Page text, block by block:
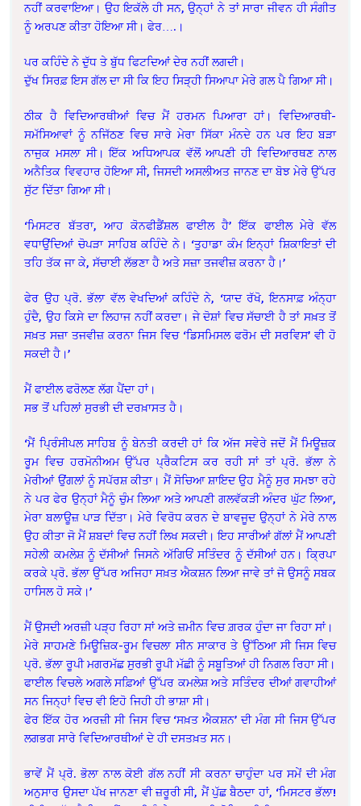
ਨਹੀਂ ਕਰਵਾਇਆ। ਉਹ ਇਕੱਲੇ ਹੀ ਸਨ, ਉਨ੍ਹਾਂ ਨੇ ਤਾਂ ਸਾਰਾ ਜੀਵਨ ਹੀ ਸੰਗੀਤ
ਨੂੰ ਅਰਪਣ ਕੀਤਾ ਹੋਇਆ ਸੀ। ਫੇਰ….।
ਪਰ ਕਹਿੰਦੇ ਨੇ ਦੁੱਧ ਤੇ ਬੁੱਧ ਫਿਟਦਿਆਂ ਦੇਰ ਨਹੀਂ ਲਗਦੀ।
ਦੁੱਖ ਸਿਰਫ਼ ਇਸ ਗੱਲ ਦਾ ਸੀ ਕਿ ਇਹ ਸਿੜ੍ਹੀ ਸਿਆਪਾ ਮੇਰੇ ਗਲ ਪੈ ਗਿਆ ਸੀ।
ਠੀਕ ਹੈ ਵਿਦਿਆਰਥੀਆਂ ਵਿਚ ਮੈਂ ਹਰਮਨ ਪਿਆਰਾ ਹਾਂ। ਵਿਦਿਆਰਥੀ-
ਸਮੱਸਿਆਵਾਂ ਨੂੰ ਨਜਿੱਠਣ ਵਿਚ ਸਾਰੇ ਮੇਰਾ ਸਿੱਕਾ ਮੰਨਦੇ ਹਨ ਪਰ ਇਹ ਬੜਾ
ਨਾਜੁਕ ਮਸਲਾ ਸੀ। ਇੱਕ ਅਧਿਆਪਕ ਵੱਲੋਂ ਆਪਣੀ ਹੀ ਵਿਦਿਆਰਥਣ ਨਾਲ
ਅਨੈਤਿਕ ਵਿਵਹਾਰ ਹੋਇਆ ਸੀ, ਜਿਸਦੀ ਅਸਲੀਅਤ ਜਾਨਣ ਦਾ ਬੋਝ ਮੇਰੇ ਉੱਪਰ
ਸੁੱਟ ਦਿੱਤਾ ਗਿਆ ਸੀ।
‘ਮਿਸਟਰ ਬੱਤਰਾ, ਆਹ ਕੋਨਫੀਡੈਂਸ਼ਲ ਫਾਈਲ ਹੈ’ ਇੱਕ ਫਾਈਲ ਮੇਰੇ ਵੱਲ
ਵਧਾਉਂਦਿਆਂ ਚੋਪੜਾ ਸਾਹਿਬ ਕਹਿੰਦੇ ਨੇ। ‘ਤੁਹਾਡਾ ਕੰਮ ਇਨ੍ਹਾਂ ਸ਼ਿਕਾਇਤਾਂ ਦੀ
ਤਹਿ ਤੱਕ ਜਾ ਕੇ, ਸੱਚਾਈ ਲੱਭਣਾ ਹੈ ਅਤੇ ਸਜ਼ਾ ਤਜਵੀਜ਼ ਕਰਨਾ ਹੈ।’
ਫੇਰ ਉਹ ਪ੍ਰੋ. ਭੱਲਾ ਵੱਲ ਵੇਖਦਿਆਂ ਕਹਿੰਦੇ ਨੇ, ‘ਯਾਦ ਰੱਖੋ, ਇਨਸਾਫ਼ ਅੰਨ੍ਹਾ
ਹੁੰਦੈ, ਉਹ ਕਿਸੇ ਦਾ ਲਿਹਾਜ ਨਹੀਂ ਕਰਦਾ। ਜੇ ਦੋਸ਼ਾਂ ਵਿਚ ਸੱਚਾਈ ਹੈ ਤਾਂ ਸਖ਼ਤ ਤੋਂ
ਸਖ਼ਤ ਸਜ਼ਾ ਤਜਵੀਜ਼ ਕਰਨਾ ਜਿਸ ਵਿਚ ‘ਡਿਸਮਿਸਲ ਫਰੋਮ ਦੀ ਸਰਵਿਸ’ ਵੀ ਹੋ
ਸਕਦੀ ਹੈ।’
ਮੈਂ ਫਾਈਲ ਫਰੋਲਣ ਲੱਗ ਪੈਂਦਾ ਹਾਂ।
ਸਭ ਤੋਂ ਪਹਿਲਾਂ ਸੁਰਭੀ ਦੀ ਦਰਖ਼ਾਸਤ ਹੈ।
‘ਮੈਂ ਪ੍ਰਿੰਸੀਪਲ ਸਾਹਿਬ ਨੂੰ ਬੇਨਤੀ ਕਰਦੀ ਹਾਂ ਕਿ ਅੱਜ ਸਵੇਰੇ ਜਦੋਂ ਮੈਂ ਮਿਊਜ਼ਕ
ਰੂਮ ਵਿਚ ਹਰਮੋਨੀਅਮ ਉੱਪਰ ਪ੍ਰੈਕਟਿਸ ਕਰ ਰਹੀ ਸਾਂ ਤਾਂ ਪ੍ਰੋ. ਭੱਲਾ ਨੇ
ਮੇਰੀਆਂ ਉਂਗਲਾਂ ਨੂੰ ਸਪੱਰਸ਼ ਕੀਤਾ। ਮੈਂ ਸੋਚਿਆ ਸ਼ਾਇਦ ਉਹ ਮੈਨੂੰ ਸੁਰ ਸਮਝਾ ਰਹੇ
ਨੇ ਪਰ ਫੇਰ ਉਨ੍ਹਾਂ ਮੈਨੂੰ ਚੁੰਮ ਲਿਆ ਅਤੇ ਆਪਣੀ ਗਲਵੱਕੜੀ ਅੰਦਰ ਘੁੱਟ ਲਿਆ,
ਮੇਰਾ ਬਲਾਊਜ਼ ਪਾੜ ਦਿੱਤਾ। ਮੇਰੇ ਵਿਰੋਧ ਕਰਨ ਦੇ ਬਾਵਜੂਦ ਉਨ੍ਹਾਂ ਨੇ ਮੇਰੇ ਨਾਲ
ਉਹ ਕੀਤਾ ਜੋ ਮੈਂ ਸ਼ਬਦਾਂ ਵਿਚ ਨਹੀਂ ਲਿਖ ਸਕਦੀ। ਇਹ ਸਾਰੀਆਂ ਗੱਲਾਂ ਮੈਂ ਆਪਣੀ
ਸਹੇਲੀ ਕਮਲੇਸ਼ ਨੂੰ ਦੱਸੀਆਂ ਜਿਸਨੇ ਅੱਗਿਓਂ ਸਤਿੰਦਰ ਨੂੰ ਦੱਸੀਆਂ ਹਨ। ਕ੍ਰਿਪਾ
ਕਰਕੇ ਪ੍ਰੋ. ਭੱਲਾ ਉੱਪਰ ਅਜਿਹਾ ਸਖ਼ਤ ਐਕਸ਼ਨ ਲਿਆ ਜਾਵੇ ਤਾਂ ਜੋ ਉਸਨੂੰ ਸਬਕ
ਹਾਸਿਲ ਹੋ ਸਕੇ।’
ਮੈਂ ਉਸਦੀ ਅਰਜ਼ੀ ਪੜ੍ਹ ਰਿਹਾ ਸਾਂ ਅਤੇ ਜ਼ਮੀਨ ਵਿਚ ਗ਼ਰਕ ਹੁੰਦਾ ਜਾ ਰਿਹਾ ਸਾਂ।
ਮੇਰੇ ਸਾਹਮਣੇ ਮਿਊਜ਼ਿਕ-ਰੂਮ ਵਿਚਲਾ ਸੀਨ ਸਾਕਾਰ ਤੇ ਉੱਠਿਆ ਸੀ ਜਿਸ ਵਿਚ
ਪ੍ਰੋ. ਭੱਲਾ ਰੂਪੀ ਮਗਰਮੱਛ ਸੁਰਭੀ ਰੂਪੀ ਮੱਛੀ ਨੂੰ ਸਬੂਤਿਆਂ ਹੀ ਨਿਗਲ ਰਿਹਾ ਸੀ।
ਫਾਈਲ ਵਿਚਲੇ ਅਗਲੇ ਸਫ਼ਿਆਂ ਉੱਪਰ ਕਮਲੇਸ਼ ਅਤੇ ਸਤਿੰਦਰ ਦੀਆਂ ਗਵਾਹੀਆਂ
ਸਨ ਜਿਨ੍ਹਾਂ ਵਿਚ ਵੀ ਇਹੋ ਜਿਹੀ ਹੀ ਭਾਸ਼ਾ ਸੀ।
ਫੇਰ ਇੱਕ ਹੋਰ ਅਰਜ਼ੀ ਸੀ ਜਿਸ ਵਿਚ ‘ਸਖ਼ਤ ਐਕਸ਼ਨ’ ਦੀ ਮੰਗ ਸੀ ਜਿਸ ਉੱਪਰ
ਲਗਭਗ ਸਾਰੇ ਵਿਦਿਆਰਥੀਆਂ ਦੇ ਹੀ ਦਸਤਖ਼ਤ ਸਨ।
ਭਾਵੇਂ ਮੈਂ ਪ੍ਰੋ. ਭੋਲਾ ਨਾਲ ਕੋਈ ਗੱਲ ਨਹੀਂ ਸੀ ਕਰਨਾ ਚਾਹੁੰਦਾ ਪਰ ਸਮੇਂ ਦੀ ਮੰਗ
ਅਨੁਸਾਰ ਉਸਦਾ ਪੱਖ ਜਾਨਣਾ ਵੀ ਜ਼ਰੂਰੀ ਸੀ, ਮੈਂ ਪੁੱਛ ਬੈਠਦਾ ਹਾਂ, ‘ਮਿਸਟਰ ਭੱਲਾ!